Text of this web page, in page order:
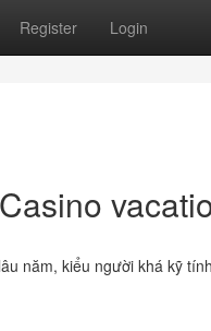
Register Login
năm, kiểu người khá kỹ